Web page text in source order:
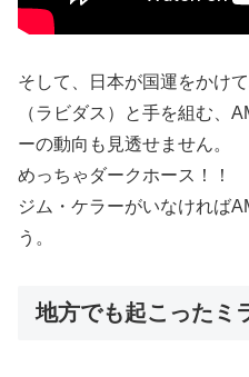
そして、日本が国運をかけ
（ラビダス）と手を組む、
ーの動向も見透せません。
めっちゃダークホース！！
ジム・ケラーがいなければ
う。
地方でも起こったミ